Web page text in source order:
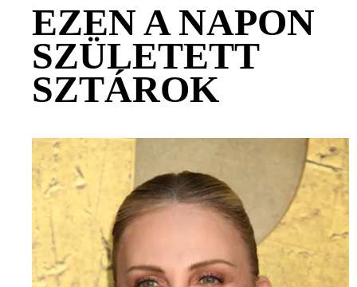
EZEN A NAPON
SZÜLETETT
SZTÁROK